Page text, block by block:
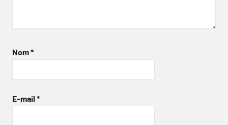
Nom*
E-mail *